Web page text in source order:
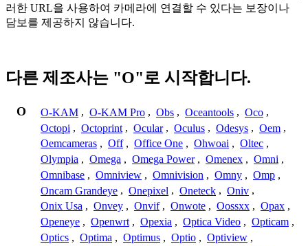
러한 URL을 사용하여 카메라에 연결할 수 있다는 보장이나
담보를 제공하지 않습니다.
다른 제조사는 "O"로 시작합니다.
O O-KAM , O-KAM Pro , Obs , Oceantools , Oco ,
Octopi , Octoprint , Ocular , Oculus , Odesys , Oem ,
Oemcameras , Off , Office One , Ohwoai , Oltec ,
Olympia , Omega , Omega Power , Omenex , Omni ,
Omnibase , Omniview , Omnivision , Omny , Omp ,
Oncam Grandeye , Onepixel , Oneteck , Oniv ,
Onix Usa , Onvey , Onvif , Onwote , Oossxx , Opax ,
Openeye , Openwrt , Opexia , Optica Video , Opticam ,
Optics , Optima , Optimus , Optio , Optiview ,